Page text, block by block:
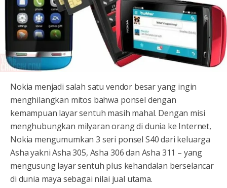
Nokia menjadi salah satu vendor besar yang ingin
menghilangkan mitos bahwa ponsel dengan
kemampuan layar sentuh masih mahal. Dengan misi
menghubungkan milyaran orang di dunia ke Internet,
Nokia mengumumkan 3 seri ponsel S40 dari keluarga
Asha yakni Asha 305, Asha 306 dan Asha 311 – yang
mengusung layar sentuh plus kehandalan berselancar
di dunia maya sebagai nilai jual utama.